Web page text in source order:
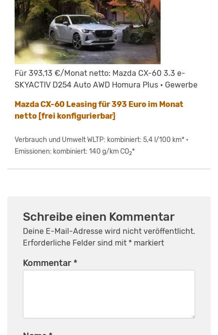
Für 393,13 €/Monat netto: Mazda CX-60 3.3 e-
SKYACTIV D254 Auto AWD Homura Plus • Gewerbe
Mazda CX-60 Leasing für 393 Euro im Monat
netto [frei konfigurierbar]
Verbrauch und Umwelt WLTP: kombiniert: 5,4 l/100 km* •
Emissionen: kombiniert: 140 g/km CO2*
Schreibe einen Kommentar
Deine E-Mail-Adresse wird nicht veröffentlicht.
Erforderliche Felder sind mit * markiert
Kommentar *